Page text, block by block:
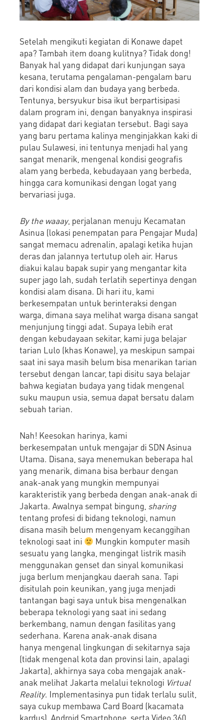
Setelah mengikuti kegiatan di Konawe dapet
apa? Tambah item doang kulitnya? Tidak dong!
Banyak hal yang didapat dari kunjungan saya
kesana, terutama pengalaman-pengalam baru
dari kondisi alam dan budaya yang berbeda.
Tentunya, bersyukur bisa ikut berpartisipasi
dalam program ini, dengan banyaknya inspirasi
yang didapat dari kegiatan tersebut. Bagi saya
yang baru pertama kalinya menginjakkan kaki di
pulau Sulawesi, ini tentunya menjadi hal yang
sangat menarik, mengenal kondisi geografis
alam yang berbeda, kebudayaan yang berbeda,
hingga cara komunikasi dengan logat yang
bervariasi juga.
By the waaay, perjalanan menuju Kecamatan
Asinua (lokasi penempatan para Pengajar Muda)
sangat memacu adrenalin, apalagi ketika hujan
deras dan jalannya tertutup oleh air. Harus
diakui kalau bapak supir yang mengantar kita
super jago lah, sudah terlatih sepertinya dengan
kondisi alam disana. Di hari itu, kami
berkesempatan untuk berinteraksi dengan
warga, dimana saya melihat warga disana sangat
menjunjung tinggi adat. Supaya lebih erat
dengan kebudayaan sekitar, kami juga belajar
tarian Lulo (khas Konawe), ya meskipun sampai
saat ini saya masih belum bisa menarikan tarian
tersebut dengan lancar, tapi disitu saya belajar
bahwa kegiatan budaya yang tidak mengenal
suku maupun usia, semua dapat bersatu dalam
sebuah tarian.
Nah! Keesokan harinya, kami
berkesempatan untuk mengajar di SDN Asinua
Utama. Disana, saya menemukan beberapa hal
yang menarik, dimana bisa berbaur dengan
anak-anak yang mungkin mempunyai
karakteristik yang berbeda dengan anak-anak di
Jakarta. Awalnya sempat bingung, sharing
tentang profesi di bidang teknologi, namun
disana masih belum mengenyam kecanggihan
teknologi saat ini
Mungkin komputer masih
sesuatu yang langka, mengingat listrik masih
menggunakan genset dan sinyal komunikasi
juga berlum menjangkau daerah sana. Tapi
disitulah poin keunikan, yang juga menjadi
tantangan bagi saya untuk bisa mengenalkan
beberapa teknologi yang saat ini sedang
berkembang, namun dengan fasilitas yang
sederhana. Karena anak-anak disana
hanya mengenal lingkungan di sekitarnya saja
(tidak mengenal kota dan provinsi lain, apalagi
Jakarta), akhirnya saya coba mengajak anak-
anak melihat Jakarta melalui teknologi Virtual
Reality. Implementasinya pun tidak terlalu sulit,
saya cukup membawa Card Board (kacamata
kardus), Android Smartphone, serta Video 360.